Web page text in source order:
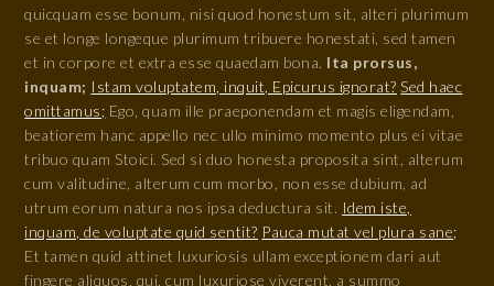
quicquam esse bonum, nisi quod honestum sit, alteri plurimum
se et longe longeque plurimum tribuere honestati, sed tamen
et in corpore et extra esse quaedam bona. Ita prorsus,
inquam; Istam voluptatem, inquit, Epicurus ignorat? Sed haec
omittamus; Ego, quam ille praeponendam et magis eligendam,
beatiorem hanc appello nec ullo minimo momento plus ei vitae
tribuo quam Stoici. Sed si duo honesta proposita sint, alterum
cum valitudine, alterum cum morbo, non esse dubium, ad
utrum eorum natura nos ipsa deductura sit. Idem iste,
inquam, de voluptate quid sentit? Pauca mutat vel plura sane;
Et tamen quid attinet luxuriosis ullam exceptionem dari aut
fingere aliquos, qui, cum luxuriose viverent, a summo